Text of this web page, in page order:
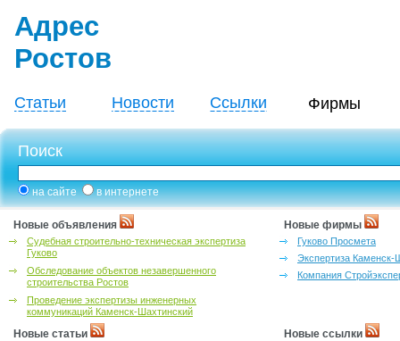
Адрес
Ростов
Статьи Новости Ссылки Фирмы
Поиск
на сайте в интернете
Новые объявления
Судебная строительно-техническая экспертиза
Гуково
Обследование объектов незавершенного
строительства Ростов
Проведение экспертизы инженерных
коммуникаций Каменск-Шахтинский
Новые фирмы
Гуково Просмета
Экспертиза Каменск-
Компания
Новые статьи Новые ссылки